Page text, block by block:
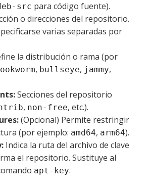
src para código fuente).
o direcciones del repositorio.
varias separadas por
la distribución o rama (por
, bullseye, jammy,
Secciones del repositorio
, non-free, etc.).
(Opcional) Permite restringir
(por ejemplo: amd64, arm64).
Indica la ruta del archivo de clave
el repositorio. Sustituye al
apt-key.